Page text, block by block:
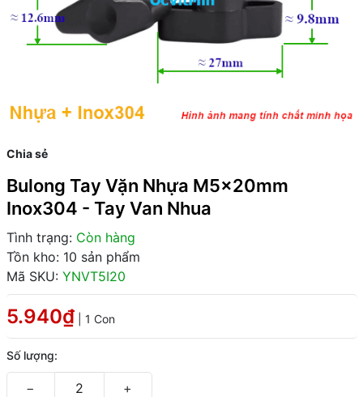
Chia sẻ
Bulong Tay Vặn Nhựa M5x20mm
Inox304 - Tay Van Nhua
Tình trạng: Còn hàng
Tồn kho: 10 sản phẩm
Mã SKU: YNVT5I20
5.940₫ | 1 Con
Số lượng:
− +